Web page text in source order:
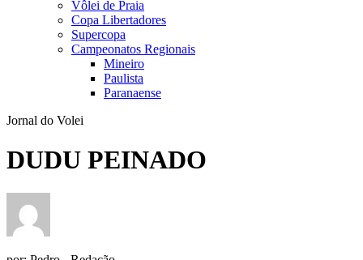
Vôlei de Praia
Copa Libertadores
Supercopa
Campeonatos Regionais
Mineiro
Paulista
Paranaense
Jornal do Volei
DUDU PEINADO